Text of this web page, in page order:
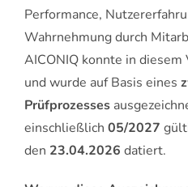
Performance,
Wahrnehmung durch
AICONIQ konnte in diesem
und wurde auf Basis eines
Prüfprozesses
einschließlich 05/2027
den 23.04.2026 datiert.